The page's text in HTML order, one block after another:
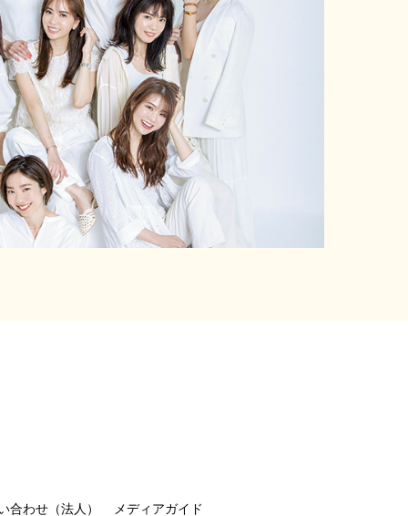
合わせ（法人） メディアガイド